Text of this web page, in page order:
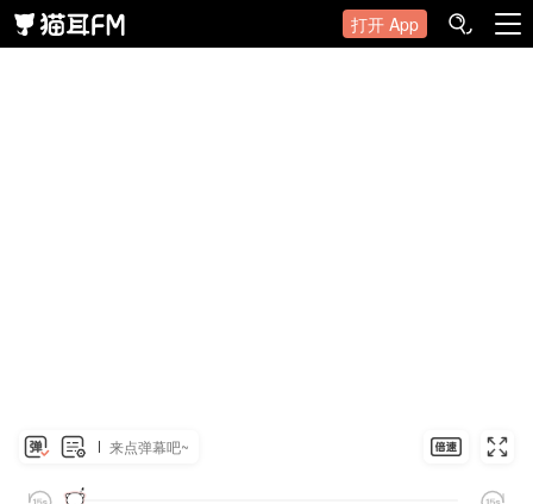
打开 App
来点弹幕吧~